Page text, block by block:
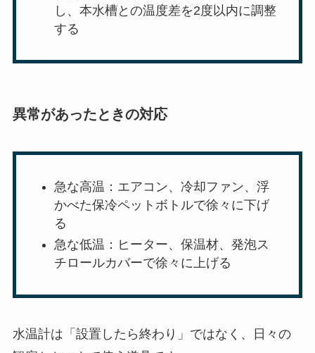
し、本水槽との温度差を2度以内に調整
する
異常があったときの対応
急な高温：エアコン、冷却ファン、浮
かべた保冷ペットボトルで徐々に下げ
る
急な低温：ヒーター、保温材、発泡ス
チロールカバーで徐々に上げる
水温計は「設置したら終わり」ではなく、日々の